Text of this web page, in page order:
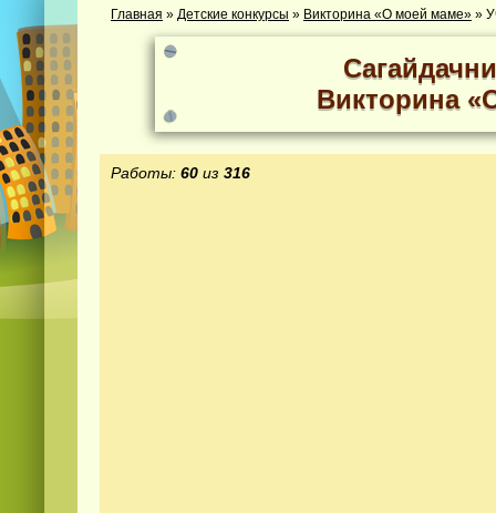
Главная » Детские конкурсы » Викторина «О моей маме» »
Викторина
Работы: 60 из 316